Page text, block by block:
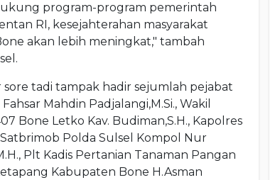
program-program pemerintah
RI, kesejahterahan masyarakat
akan lebih meningkat," tambah
tadi tampak hadir sejumlah pejabat
Mahdin Padjalangi,M.Si., Wakil
Bone Letko Kav. Budiman,S.H., Kapolres
Satbrimob Polda Sulsel Kompol Nur
Plt Kadis Pertanian Tanaman Pangan
Kabupaten Bone H.Asman